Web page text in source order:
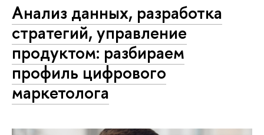
Анализ данных, разработка
стратегий, управление
продуктом: разбираем
профиль цифрового
маркетолога